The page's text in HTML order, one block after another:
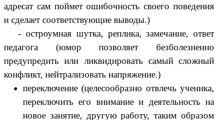
адресат сам поймет ошибочность своего поведения
и сделает соответствующие выводы.)
- остроумная шутка, реплика, замечание, ответ
педагога (юмор позволяет безболезненно
предупредить или ликвидировать самый сложный
конфликт, нейтрализовать напряжение.)
переключение (целесообразно отвлечь ученика,
переключить его внимание и деятельность на
новое занятие, другую работу, таким образом